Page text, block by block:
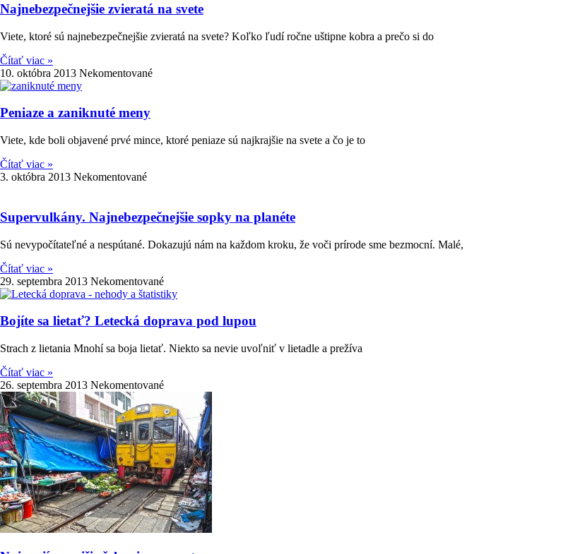
Najnebezpečnejšie zvieratá na svete
Viete, ktoré sú najnebezpečnejšie zvieratá na svete? Koľko ľudí ročne uštipne kobra a prečo si do
Čítať viac »
10. októbra 2013 Nekomentované
Peniaze a zaniknuté meny
Viete, kde boli objavené prvé mince, ktoré peniaze sú najkrajšie na svete a čo je to
Čítať viac »
3. októbra 2013 Nekomentované
Supervulkány. Najnebezpečnejšie sopky na planéte
Sú nevypočítateľné a nespútané. Dokazujú nám na každom kroku, že voči prírode sme bezmocní. Malé,
Čítať viac »
29. septembra 2013 Nekomentované
Bojíte sa lietať? Letecká doprava pod lupou
Strach z lietania Mnohí sa boja lietať. Niekto sa nevie uvoľniť v lietadle a prežíva
Čítať viac »
26. septembra 2013 Nekomentované